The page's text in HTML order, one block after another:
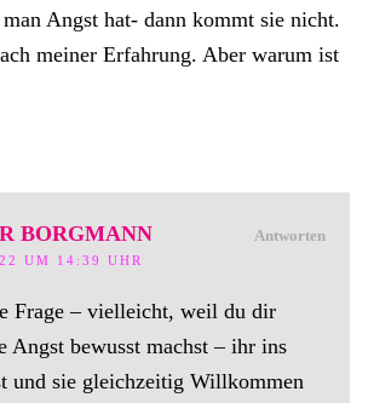
Angst hat- dann kommt sie nicht.
meiner Erfahrung. Aber warum ist
BORGMANN
UM 14:39 UHR
Antworten
Frage – vielleicht, weil du dir
Angst bewusst machst – ihr ins
und sie gleichzeitig Willkommen